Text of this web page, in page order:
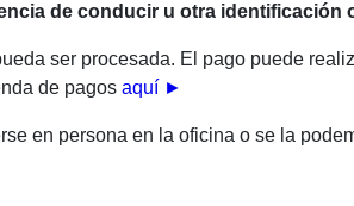
de conducir u otra identificación
ser procesada. El pago puede
de pagos aquí ►
en persona en la oficina o se la